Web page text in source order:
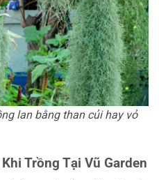
lan bằng than củi hay vỏ
Trồng Tại Vũ Garden